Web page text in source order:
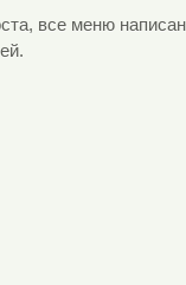
все меню